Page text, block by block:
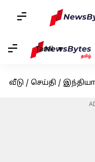
Tamil
வீடு / செய்தி /